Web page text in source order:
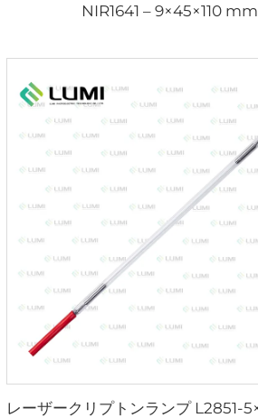
NIR1641 – 9×45×110 mm